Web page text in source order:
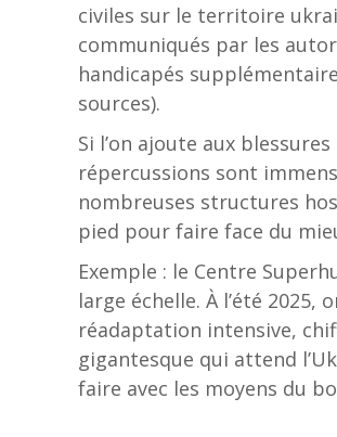
civiles sur le territoire
communiqués par les
handicapés
sources).
Si l’on ajoute aux
répercussions sont
nombreuses structures
pied pour faire face du
Exemple : le Centre
large échelle. À l’été
réadaptation intensive,
gigantesque qui attend
faire avec les moyens du